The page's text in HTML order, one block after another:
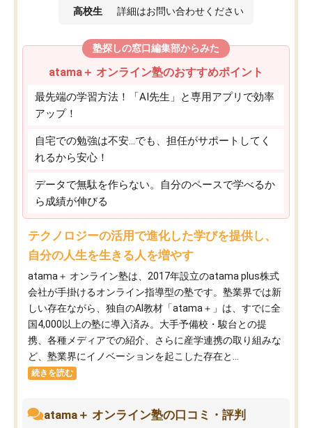
高校生 詳細はお問い合わせください
塾探しの窓口編集部からみた
atama＋ オンライン塾のおすすめポイント
最先端の学習方法！「AI先生」と専用アプリで効率
アップ！
自宅での勉強は不安…でも、担任がサポートしてく
れるから安心！
データで無駄を作らない。自分のペースで学べるか
ら成績が伸びる
テクノロジーの活用で進化した学びを提供し、
自分の人生を生きる人を増やす
atama＋ オンライン塾は、2017年設立のatama plus株式
会社が手掛けるオンライン指導型の塾です。塾業界では新
しい存在ながら、独自のAI教材「atama＋」は、すでに全
国4,000以上の塾に導入済み。大手予備校・駿台との提
携、各種メディアでの紹介、さらに産学連携の取り組みな
ど、塾業界にイノベーションを起こした存在と...
続きを読む
atama＋ オンライン塾の口コミ・評判